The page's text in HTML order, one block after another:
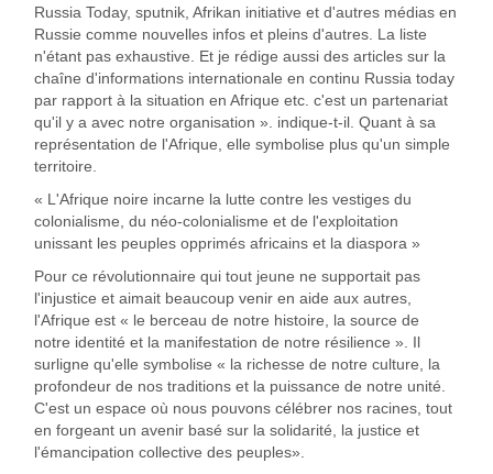
Russia Today, sputnik, Afrikan initiative et d'autres médias en
Russie comme nouvelles infos et pleins d'autres. La liste
n'étant pas exhaustive. Et je rédige aussi des articles sur la
chaîne d'informations internationale en continu Russia today
par rapport à la situation en Afrique etc. c'est un partenariat
qu'il y a avec notre organisation ». indique-t-il. Quant à sa
représentation de l'Afrique, elle symbolise plus qu'un simple
territoire.
« L'Afrique noire incarne la lutte contre les vestiges du
colonialisme, du néo-colonialisme et de l'exploitation
unissant les peuples opprimés africains et la diaspora »
Pour ce révolutionnaire qui tout jeune ne supportait pas
l'injustice et aimait beaucoup venir en aide aux autres,
l'Afrique est « le berceau de notre histoire, la source de
notre identité et la manifestation de notre résilience ». Il
surligne qu'elle symbolise « la richesse de notre culture, la
profondeur de nos traditions et la puissance de notre unité.
C'est un espace où nous pouvons célébrer nos racines, tout
en forgeant un avenir basé sur la solidarité, la justice et
l'émancipation collective des peuples».